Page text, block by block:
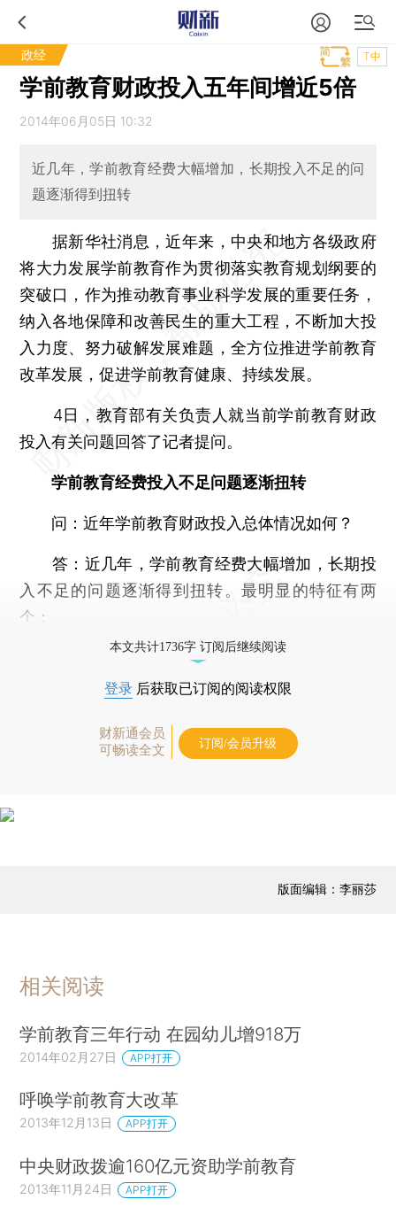
政经 T中
学前教育财政投入五年间增近5倍
2014年06月05日 10:32
近几年，学前教育经费大幅增加，长期投入不足的问
题逐渐得到扭转
据新华社消息，近年来，中央和地方各级政府
将大力发展学前教育作为贯彻落实教育规划纲要的
突破口，作为推动教育事业科学发展的重要任务，
纳入各地保障和改善民生的重大工程，不断加大投
入力度、努力破解发展难题，全方位推进学前教育
改革发展，促进学前教育健康、持续发展。
4日，教育部有关负责人就当前学前教育财政
投入有关问题回答了记者提问。
学前教育经费投入不足问题逐渐扭转
问：近年学前教育财政投入总体情况如何？
答：近几年，学前教育经费大幅增加，长期投
入不足的问题逐渐得到扭转。最明显的特征有两
个：
本文共计1736字 订阅后继续阅读
登录 后获取已订阅的阅读权限
财新通会员
可畅读全文
订阅/会员升级
版面编辑：李丽莎
相关阅读
学前教育三年行动 在园幼儿增918万
2014年02月27日 APP打开
呼唤学前教育大改革
2013年12月13日 APP打开
中央财政拨逾160亿元资助学前教育
2013年11月24日 APP打开